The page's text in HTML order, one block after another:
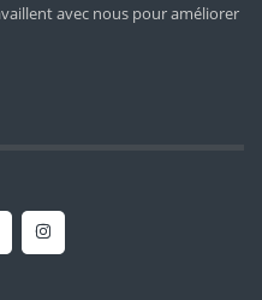
avec nous pour améliorer